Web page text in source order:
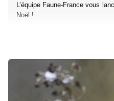
L’équipe Faune-France vous
Noël !